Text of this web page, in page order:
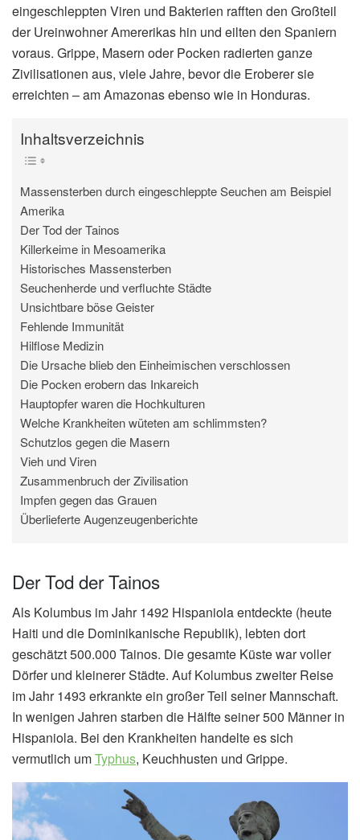
eingeschleppten Viren und Bakterien rafften den Großteil
der Ureinwohner Amererikas hin und eilten den Spaniern
voraus. Grippe, Masern oder Pocken radierten ganze
Zivilisationen aus, viele Jahre, bevor die Eroberer sie
erreichten – am Amazonas ebenso wie in Honduras.
Inhaltsverzeichnis
Massensterben durch eingeschleppte Seuchen am Beispiel
Amerika
Der Tod der Tainos
Killerkeime in Mesoamerika
Historisches Massensterben
Seuchenherde und verfluchte Städte
Unsichtbare böse Geister
Fehlende Immunität
Hilflose Medizin
Die Ursache blieb den Einheimischen verschlossen
Die Pocken erobern das Inkareich
Hauptopfer waren die Hochkulturen
Welche Krankheiten wüteten am schlimmsten?
Schutzlos gegen die Masern
Vieh und Viren
Zusammenbruch der Zivilisation
Impfen gegen das Grauen
Überlieferte Augenzeugenberichte
Der Tod der Tainos
Als Kolumbus im Jahr 1492 Hispaniola entdeckte (heute
Haiti und die Dominikanische Republik), lebten dort
geschätzt 500.000 Tainos. Die gesamte Küste war voller
Dörfer und kleinerer Städte. Auf Kolumbus zweiter Reise
im Jahr 1493 erkrankte ein großer Teil seiner Mannschaft.
In wenigen Jahren starben die Hälfte seiner 500 Männer in
Hispaniola. Bei den Krankheiten handelte es sich
vermutlich umTyphus, Keuchhusten und Grippe.